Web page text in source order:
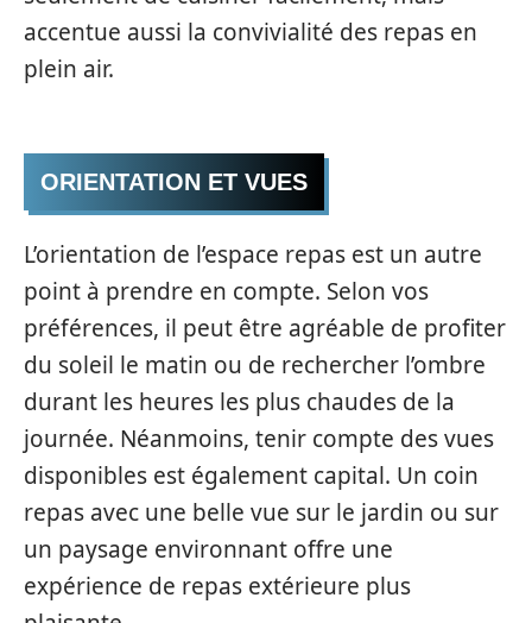
accentue aussi la convivialité des repas en
plein air.
ORIENTATION ET VUES
L’orientation de l’espace repas est un autre
point à prendre en compte. Selon vos
préférences, il peut être agréable de profiter
du soleil le matin ou de rechercher l’ombre
durant les heures les plus chaudes de la
journée. Néanmoins, tenir compte des vues
disponibles est également capital. Un coin
repas avec une belle vue sur le jardin ou sur
un paysage environnant offre une
expérience de repas extérieure plus